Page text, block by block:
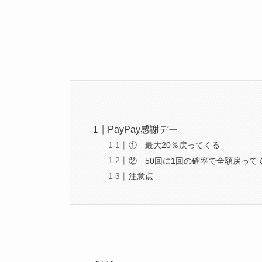
PayPay感謝デー
① 最大20％戻ってくる
② 50回に1回の確率で全額戻って
注意点